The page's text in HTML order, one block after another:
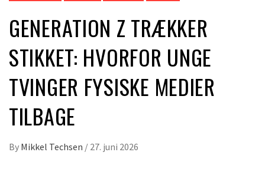
GENERATION Z TRÆKKER
STIKKET: HVORFOR UNGE
TVINGER FYSISKE MEDIER
TILBAGE
By Mikkel Techsen / 27. juni 2026